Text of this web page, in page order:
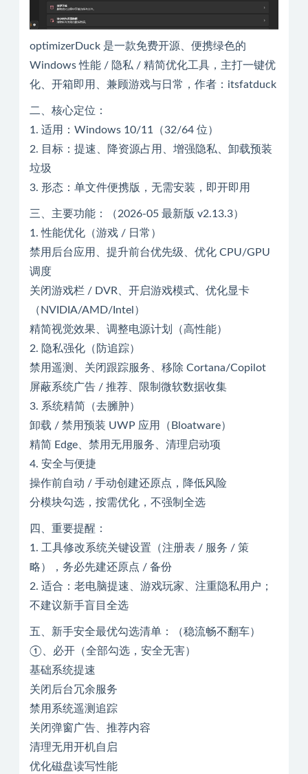
optimizerDuck 是一款免费开源、便携绿色的
Windows 性能 / 隐私 / 精简优化工具，主打一键优
化、开箱即用、兼顾游戏与日常，作者：itsfatduck
二、核心定位：
1. 适用：Windows 10/11（32/64 位）
2. 目标：提速、降资源占用、增强隐私、卸载预装
垃圾
3. 形态：单文件便携版，无需安装，即开即用
三、主要功能：（2026-05 最新版 v2.13.3）
1. 性能优化（游戏 / 日常）
禁用后台应用、提升前台优先级、优化 CPU/GPU
调度
关闭游戏栏 / DVR、开启游戏模式、优化显卡
（NVIDIA/AMD/Intel）
精简视觉效果、调整电源计划（高性能）
2. 隐私强化（防追踪）
禁用遥测、关闭跟踪服务、移除 Cortana/Copilot
屏蔽系统广告 / 推荐、限制微软数据收集
3. 系统精简（去臃肿）
卸载 / 禁用预装 UWP 应用（Bloatware）
精简 Edge、禁用无用服务、清理启动项
4. 安全与便捷
操作前自动 / 手动创建还原点，降低风险
分模块勾选，按需优化，不强制全选
四、重要提醒：
1. 工具修改系统关键设置（注册表 / 服务 / 策
略），务必先建还原点 / 备份
2. 适合：老电脑提速、游戏玩家、注重隐私用户；
不建议新手盲目全选
五、新手安全最优勾选清单：（稳流畅不翻车）
①、必开（全部勾选，安全无害）
基础系统提速
关闭后台冗余服务
禁用系统遥测追踪
关闭弹窗广告、推荐内容
清理无用开机自启
优化磁盘读写性能